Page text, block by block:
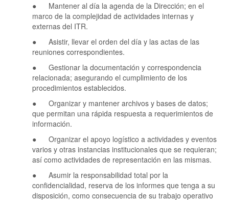
● Mantener al día la agenda de la Dirección; en el
marco de la complejidad de actividades internas y
externas del ITR.
● Asistir, llevar el orden del día y las actas de las
reuniones correspondientes.
● Gestionar la documentación y correspondencia
relacionada; asegurando el cumplimiento de los
procedimientos establecidos.
● Organizar y mantener archivos y bases de datos;
que permitan una rápida respuesta a requerimientos de
información.
● Organizar el apoyo logístico a actividades y eventos
varios y otras instancias institucionales que se requieran;
así como actividades de representación en las mismas.
● Asumir la responsabilidad total por la
confidencialidad, reserva de los informes que tenga a su
disposición, como consecuencia de su trabajo operativo